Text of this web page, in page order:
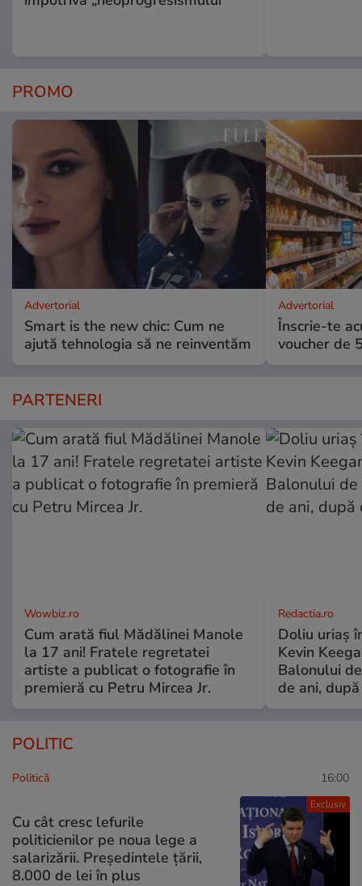
PROMO
Advertorial
Smart is the new chic: Cum ne
ajută tehnologia să ne reinventăm
Advertorial
Înscrie-te
voucher de
PARTENERI
Wowbiz.ro
Cum arată fiul Mădălinei Manole
la 17 ani! Fratele regretatei
artiste a publicat o fotografie în
premieră cu Petru Mircea Jr.
Redactia.ro
Doliu uriaș
Kevin
Balonului
de ani,
POLITIC
Exclusiv
Politică 16:00
Cu cât cresc lefurile
politicienilor pe noua lege a
salarizării. Președintele țării,
8.000 de lei în plus